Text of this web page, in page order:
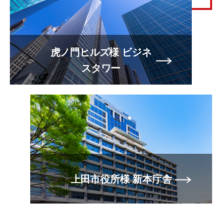
虎ノ門ヒルズ様 ビジネ
スタワー
上田市役所様 新本庁舎